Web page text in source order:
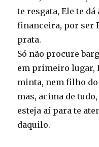
te resgata, Ele te
financeira, por ser
prata.
Só não procure
em primeiro lugar,
minta, nem filho do
mas, acima de
esteja aí para te
daquilo.